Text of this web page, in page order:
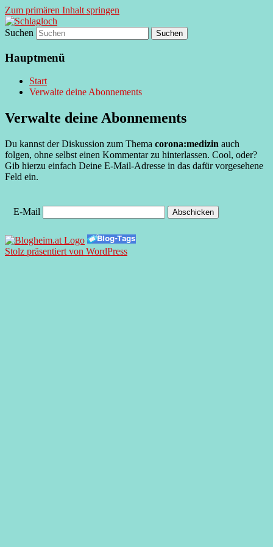
Zum primären Inhalt springen
Schlagloch
supersberger taggedanken
Suchen
Hauptmenü
Start
Verwalte deine Abonnements
Verwalte deine Abonnements
Du kannst der Diskussion zum Thema corona:medizin auch
folgen, ohne selbst einen Kommentar zu hinterlassen. Cool, oder?
Gib hierzu einfach Deine E-Mail-Adresse in das dafür vorgesehene
Feld ein.
E-Mail
Stolz präsentiert von WordPress